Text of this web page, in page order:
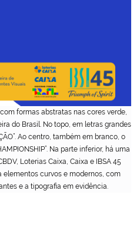
formas abstratas nas cores verde,
do Brasil. No topo, em letras grandes
Ao centro, também em branco, o
Na parte inferior, há uma
Loterias Caixa, Caixa e IBSA 45
elementos curvos e modernos, com
e a tipografia em evidência.